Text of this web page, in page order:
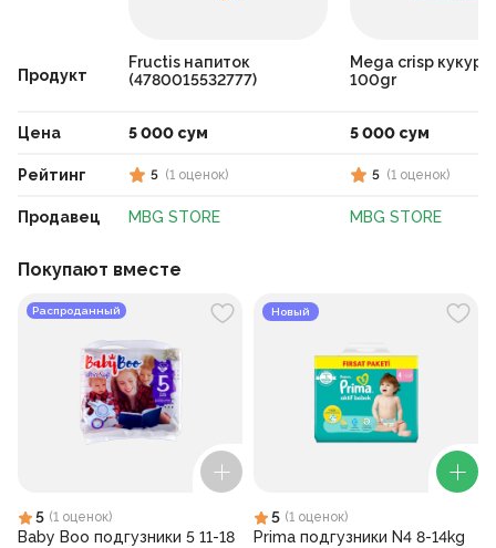
Продукт
Цена
Рейтинг
Продавец
Fructis напиток
(4780015532777)
5 000 сум
5 (1 оценок)
MBG STORE
Mega crisp
100gr
5 000 сум
5 (1 оценок)
MBG STORE
Покупают вместе
Распроданный
5 (1 оценок)
Baby Boo подгузники 5 11-18
Новый
5 (1 оценок)
Prima подгузники N4 8-14kg